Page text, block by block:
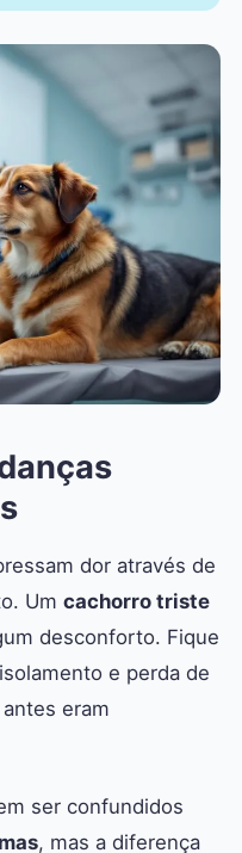
dor através de
Um cachorro triste
desconforto. Fique
e perda de
eram
ser confundidos
, mas a diferença